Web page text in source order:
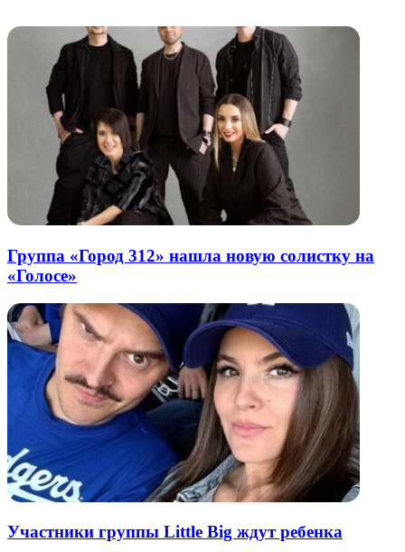
Группа «Город 312» нашла новую солистку на
«Голосе»
Участники группы Little Big ждут ребенка